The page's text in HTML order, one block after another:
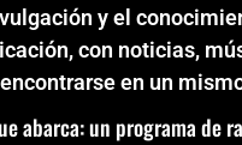
y el
con noticias,
en un
un programa de